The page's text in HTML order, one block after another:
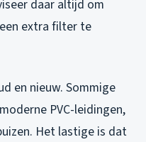
daar altijd om
extra filter te
en nieuw. Sommige
PVC-leidingen,
Het lastige is dat